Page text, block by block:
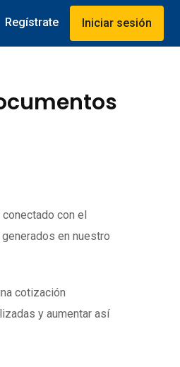
Regístrate Iniciar sesión
con el
en nuestro
cotización
y aumentar así